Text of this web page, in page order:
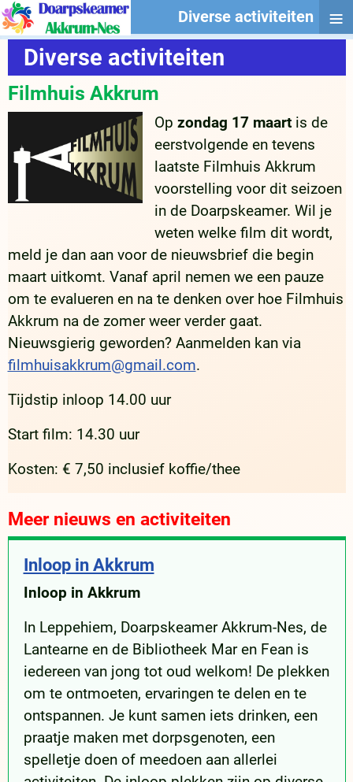
Diverse activiteiten
Filmhuis Akkrum
Opzondag 17 maart is de
eerstvolgende en tevens
laatste Filmhuis Akkrum
voorstelling voor dit seizoen
in de Doarpskeamer. Wil je
weten welke film dit wordt,
meld je dan aan voor de nieuwsbrief die begin
maart uitkomt. Vanaf april nemen we een pauze
om te evalueren en na te denken over hoe Filmhuis
Akkrum na de zomer weer verder gaat.
Nieuwsgierig geworden? Aanmelden kan via
filmhuisakkrum@gmail.com.
Tijdstip inloop 14.00 uur
Start film: 14.30 uur
Kosten: € 7,50 inclusief koffie/thee
Meer nieuws en activiteiten
Inloop in Akkrum
Inloop in Akkrum
In Leppehiem, Doarpskeamer Akkrum-Nes, de
Lantearne en de Bibliotheek Mar en Fean is
iedereen van jong tot oud welkom! De plekken
om te ontmoeten, ervaringen te delen en te
ontspannen. Je kunt samen iets drinken, een
praatje maken met dorpsgenoten, een
spelletje doen of meedoen aan allerlei
Diverse activiteiten ≡